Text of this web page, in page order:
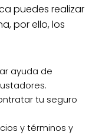
puedes realizar
por ello, los
ayuda de
tu seguro
y términos y